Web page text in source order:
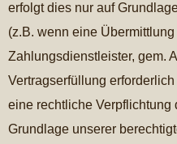
erfolgt dies nur auf
(z.B. wenn eine
Zahlungsdienstleister, gem.
Vertragserfüllung
eine rechtliche Verpflichtung
Grundlage unserer